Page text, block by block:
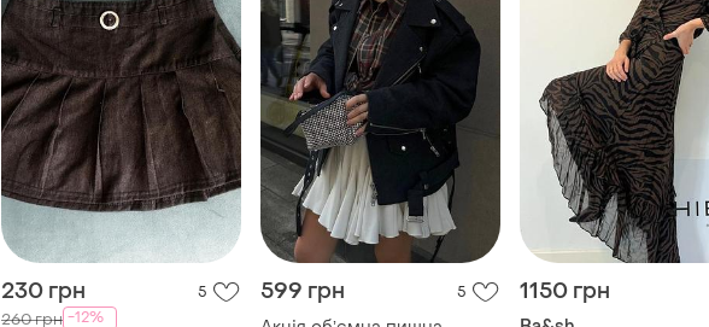
230 грн 5
260 грн -12%
599 грн 5 1150 грн